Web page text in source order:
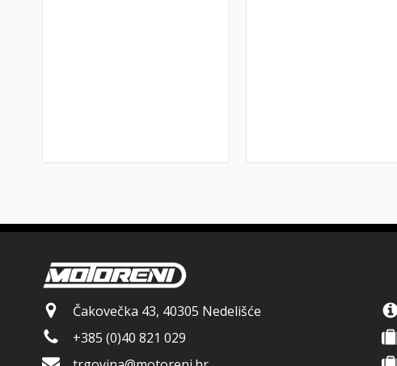
Čakovečka 43, 40305 Nedelišće
+385 (0)40 821 029